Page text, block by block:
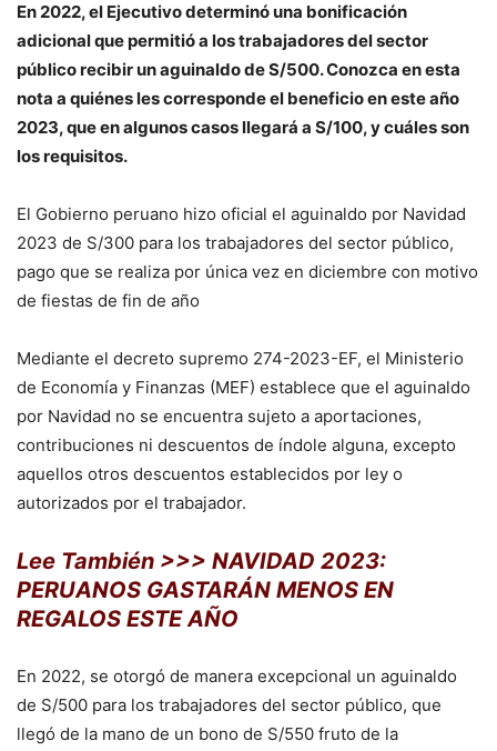
En 2022, el Ejecutivo determinó una bonificación
adicional que permitió a los trabajadores del sector
público recibir un aguinaldo de S/500. Conozca en esta
nota a quiénes les corresponde el beneficio en este año
2023, que en algunos casos llegará a S/100, y cuáles son
los requisitos.
El Gobierno peruano hizo oficial el aguinaldo por Navidad
2023 de S/300 para los trabajadores del sector público,
pago que se realiza por única vez en diciembre con motivo
de fiestas de fin de año
Mediante el decreto supremo 274-2023-EF, el Ministerio
de Economía y Finanzas (MEF) establece que el aguinaldo
por Navidad no se encuentra sujeto a aportaciones,
contribuciones ni descuentos de índole alguna, excepto
aquellos otros descuentos establecidos por ley o
autorizados por el trabajador.
Lee También >>> NAVIDAD 2023:
PERUANOS GASTARÁN MENOS EN
REGALOS ESTE AÑO
En 2022, se otorgó de manera excepcional un aguinaldo
de S/500 para los trabajadores del sector público, que
llegó de la mano de un bono de S/550 fruto de la